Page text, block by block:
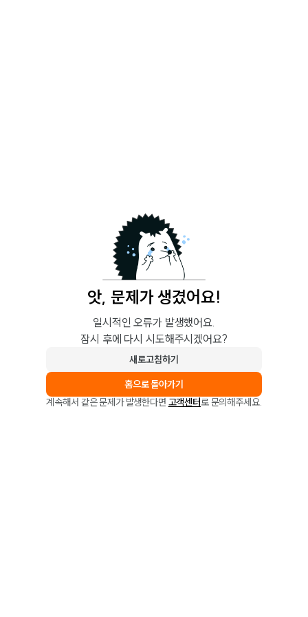
앗, 문제가 생겼어요!
일시적인 오류가 발생했어요.
잠시 후에 다시 시도해주시겠어요?
새로고침하기
홈으로 돌아가기
계속해서 같은 문제가 발생한다면 고객센터로 문의해주세요.